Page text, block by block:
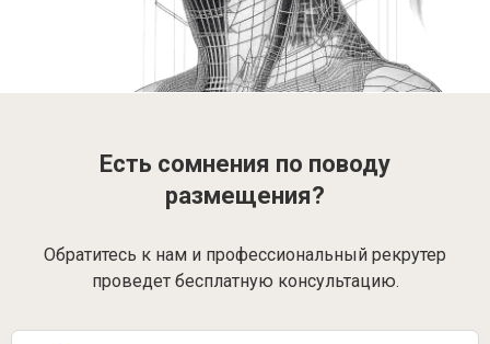
Есть сомнения по поводу
размещения?
Обратитесь к нам и профессиональный рекрутер
проведет бесплатную консультацию.